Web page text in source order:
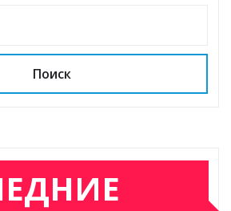
и
ь
Поиск